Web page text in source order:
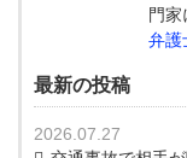
門家
弁護
最新の投稿
2026.07.27